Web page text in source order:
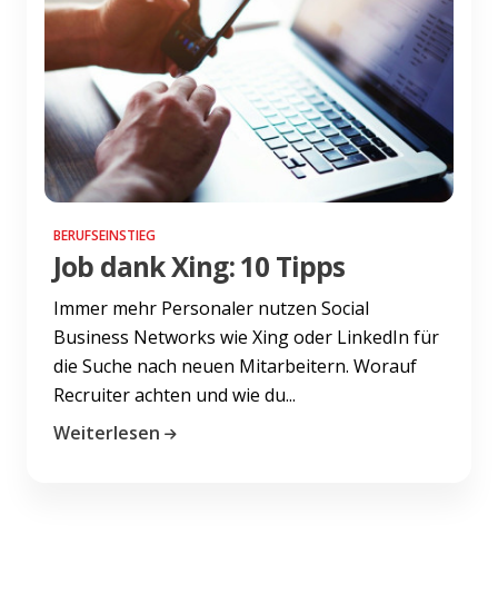
BERUFSEINSTIEG
Job dank Xing: 10 Tipps
Immer mehr Personaler nutzen Social
Business Networks wie Xing oder LinkedIn für
die Suche nach neuen Mitarbeitern. Worauf
Recruiter achten und wie du...
Weiterlesen